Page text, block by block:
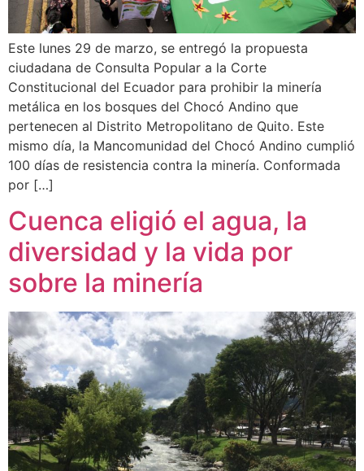
Este lunes 29 de marzo, se entregó la propuesta
ciudadana de Consulta Popular a la Corte
Constitucional del Ecuador para prohibir la minería
metálica en los bosques del Chocó Andino que
pertenecen al Distrito Metropolitano de Quito. Este
mismo día, la Mancomunidad del Chocó Andino cumplió
100 días de resistencia contra la minería. Conformada
por […]
Cuenca eligió el agua, la
diversidad y la vida por
sobre la minería